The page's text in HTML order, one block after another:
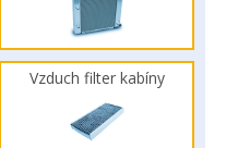
Vzduch filter kabíny